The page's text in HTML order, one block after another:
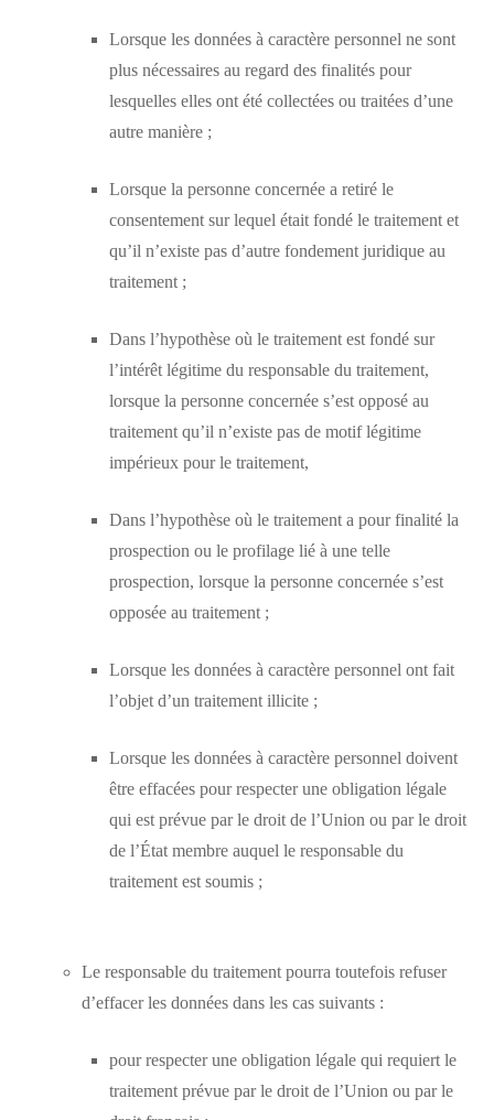
Lorsque les données à caractère personnel ne sont
plus nécessaires au regard des finalités pour
lesquelles elles ont été collectées ou traitées d’une
autre manière ;
Lorsque la personne concernée a retiré le
consentement sur lequel était fondé le traitement et
qu’il n’existe pas d’autre fondement juridique au
traitement ;
Dans l’hypothèse où le traitement est fondé sur
l’intérêt légitime du responsable du traitement,
lorsque la personne concernée s’est opposé au
traitement qu’il n’existe pas de motif légitime
impérieux pour le traitement,
Dans l’hypothèse où le traitement a pour finalité la
prospection ou le profilage lié à une telle
prospection, lorsque la personne concernée s’est
opposée au traitement ;
Lorsque les données à caractère personnel ont fait
l’objet d’un traitement illicite ;
Lorsque les données à caractère personnel doivent
être effacées pour respecter une obligation légale
qui est prévue par le droit de l’Union ou par le droit
de l’État membre auquel le responsable du
traitement est soumis ;
Le responsable du traitement pourra toutefois refuser
d’effacer les données dans les cas suivants :
pour respecter une obligation légale qui requiert le
traitement prévue par le droit de l’Union ou par le